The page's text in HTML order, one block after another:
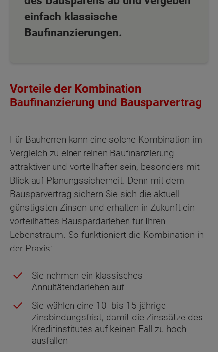
einfach klassische
Baufinanzierungen.
Vorteile der Kombination
Baufinanzierung und Bausparvertrag
Für Bauherren kann eine solche Kombination im
Vergleich zu einer reinen Baufinanzierung
attraktiver und vorteilhafter sein, besonders mit
Blick auf Planungssicherheit. Denn mit dem
Bausparvertrag sichern Sie sich die aktuell
günstigsten Zinsen und erhalten in Zukunft ein
vorteilhaftes Bauspardarlehen für Ihren
Lebenstraum. So funktioniert die Kombination in
der Praxis:
Sie nehmen ein klassisches
Annuitätendarlehen auf
Sie wählen eine 10- bis 15-jährige
Zinsbindungsfrist, damit die Zinssätze des
Kreditinstitutes auf keinen Fall zu hoch
ausfallen